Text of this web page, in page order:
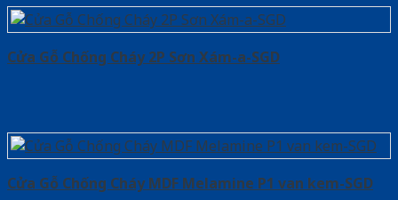
Cửa Gỗ Chống Cháy 2P Sơn Xám-a-SGD
Cửa Gỗ Chống Cháy MDF Melamine P1 van kem-SGD